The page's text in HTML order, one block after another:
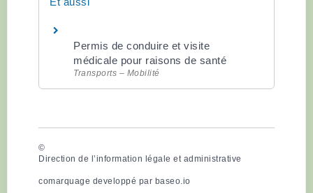
Permis de conduire et visite
médicale pour raisons de santé
Transports – Mobilité
©
Direction de l’information légale et administrative
comarquage developpé par baseo.io